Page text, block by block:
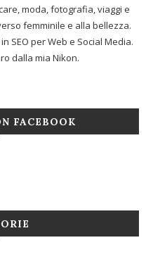
moda, fotografia, viaggi e
femminile e alla bellezza.
SEO per Web e Social Media.
dalla mia Nikon.
FACEBOOK